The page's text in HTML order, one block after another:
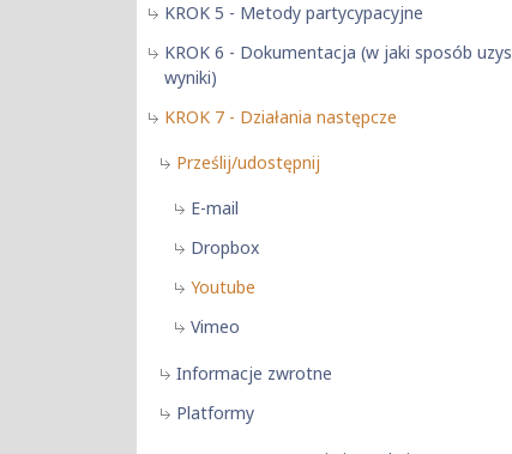
KROK 5 - Metody partycypacyjne
KROK 6 - Dokumentacja (w jaki sposób
wyniki)
KROK 7 - Działania następcze
Prześlij/udostępnij
E-mail
Dropbox
Youtube
Vimeo
Informacje zwrotne
Platformy